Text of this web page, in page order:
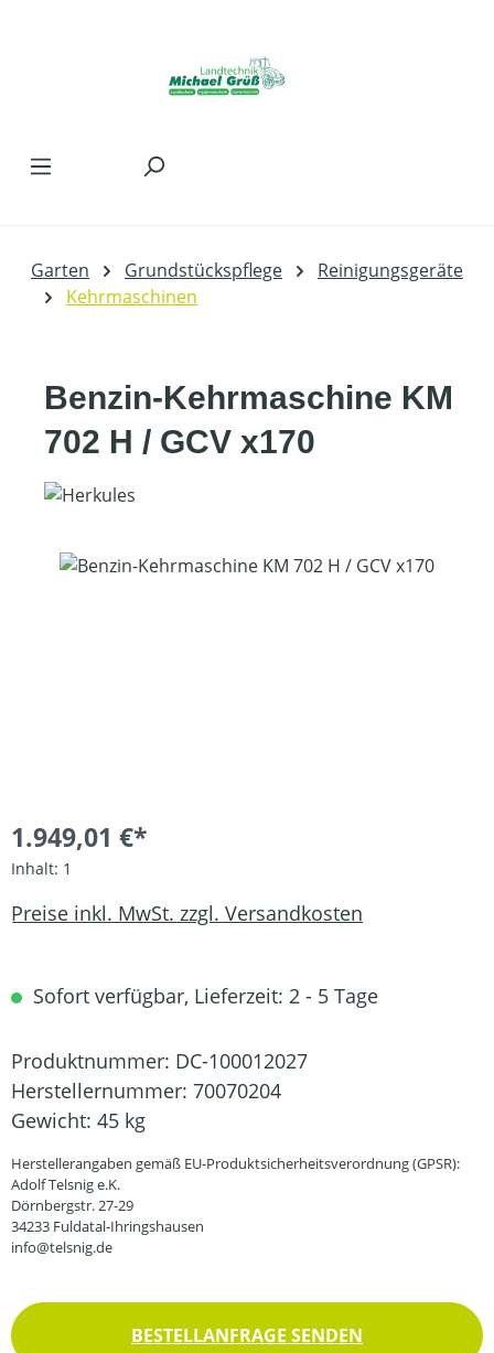
Garten Grundstückspflege
Reinigungsgeräte
Kehrmaschinen
Benzin-Kehrmaschine KM
702 H / GCV x170
Bildergalerie überspringen
1.949,01 €*
Inhalt: 1
Preise inkl. MwSt. zzgl. Versandkosten
Sofort verfügbar, Lieferzeit: 2 - 5 Tage
Produktnummer: DC-100012027
Herstellernummer: 70070204
Gewicht: 45 kg
Herstellerangaben gemäß EU-Produktsicherheitsverordnung (GPSR):
Adolf Telsnig e.K.
Dörnbergstr. 27-29
34233 Fuldatal-Ihringshausen
info@telsnig.de
BESTELLANFRAGE SENDEN